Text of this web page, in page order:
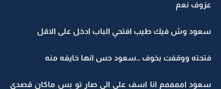
عزوف نعم
سعود وش فيك طيب افتحي الباب ادخل على الاقل
فتحته ووقفت بخوف ..سعود حس انها خايفه منه
سعود اممممم انا اسف على الي صار تو بس ماكان قصدي